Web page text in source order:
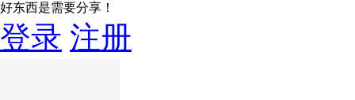
好东西是需要分享！
登录 注册